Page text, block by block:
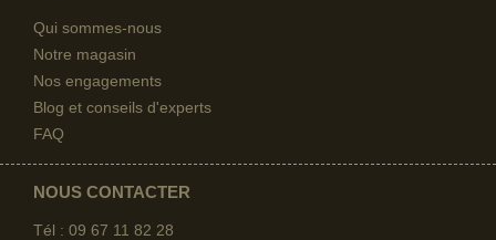
Qui sommes-nous
Notre magasin
Nos engagements
Blog et conseils d'experts
FAQ
NOUS CONTACTER
Tél : 09 67 11 82 28